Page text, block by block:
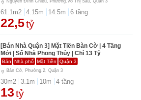
Nguyễn Đình Chiểu, Phường.Võ Thị Sáu, Quận 3
61.1m2 4.15m 14.5m 6 tầng
22,5tỷ
[Bán Nhà Quận 3] Mặt Tiền Bàn Cờ | 4 Tầng
Mới | Số Nhà Phong Thủy | Chỉ 13 Tỷ
Bán Nhà phố Mặt Tiền Quận 3
Bàn Cờ, Phường.2, Quận 3
30m2 3.1m 10m 4 tầng
13tỷ